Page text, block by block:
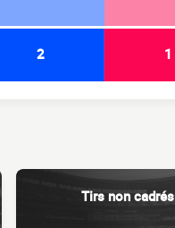
2
1
Tirs non cadrés